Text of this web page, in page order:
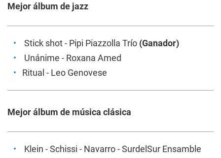
Mejor álbum de jazz
Stick shot- Pipi Piazzolla Trío (Ganador)
Unánime - Roxana Amed
Ritual - Leo Genovese
Mejor álbum de música clásica
Klein - Schissi - Navarro - SurdelSur Ensamble